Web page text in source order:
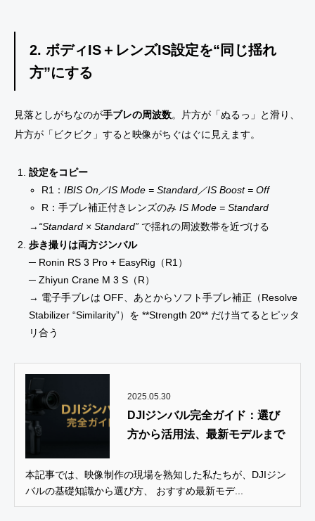
2. ボディIS＋レンズIS設定を“同じ揺れ
方”にする
見落としがちなのが手ブレの周波数。片方が「ぬるっ」と滑り、
片方が「ビクビク」すると映像がちぐはぐに見えます。
設定をコピー
R1：IBIS On／IS Mode = Standard／IS Boost = Off
R：手ブレ補正付きレンズのみIS Mode = Standard
→ “Standard × Standard” で揺れの周波数帯を近づける
歩き撮りは両方ジンバル
─ Ronin RS 3 Pro + EasyRig（R1）
─ Zhiyun Crane M 3 S（R）
→ 電子手ブレは OFF、あとからソフト手ブレ補正（Resolve
Stabilizer “Similarity”）を **Strength 20** だけ当てるとピッタ
リ合う
2025.05.30
DJIジンバル完全ガイド：選び
方から活用法、最新モデルまで
本記事では、映像制作の現場を熟知した私たちが、DJIジン
バルの基礎知識から選び方、 おすすめ最新モデ...